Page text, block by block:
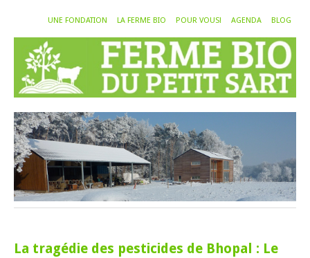
UNE FONDATION LA FERME BIO POUR VOUS! AGENDA BLOG
La tragédie des pesticides de Bhopal : Le